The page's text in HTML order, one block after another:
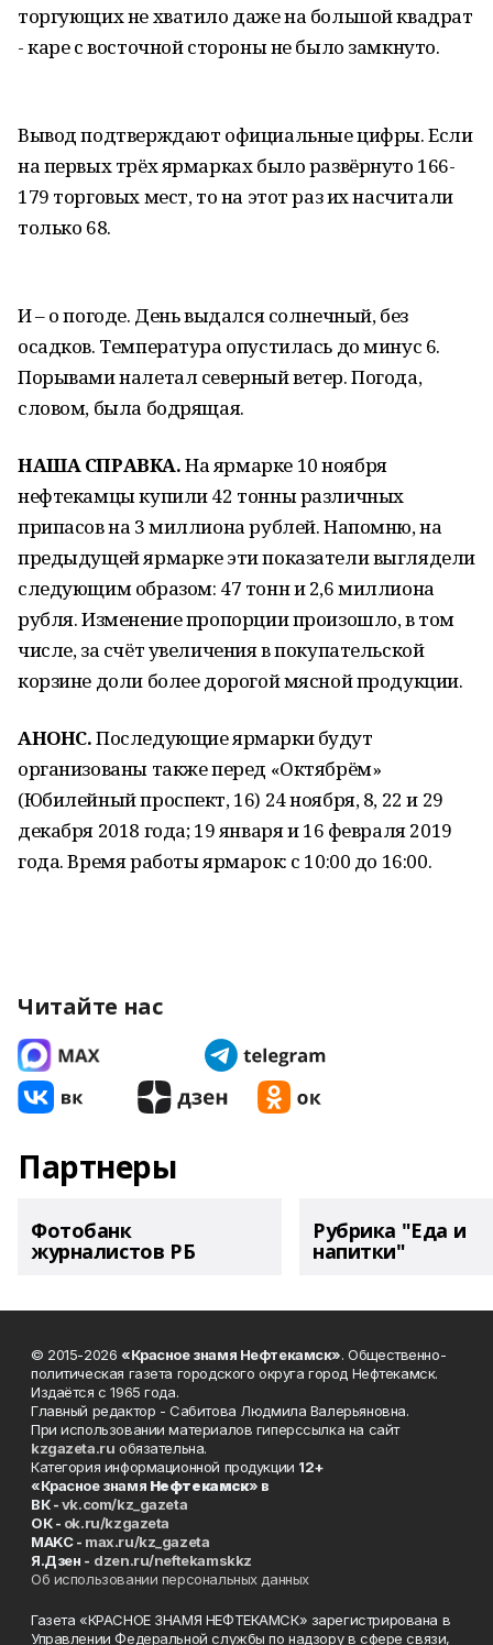
торгующих не хватило даже на большой квадрат
- каре с восточной стороны не было замкнуто.
Вывод подтверждают официальные цифры. Если
на первых трёх ярмарках было развёрнуто 166-
179 торговых мест, то на этот раз их насчитали
только 68.
И – о погоде. День выдался солнечный, без
осадков. Температура опустилась до минус 6.
Порывами налетал северный ветер. Погода,
словом, была бодрящая.
НАША СПРАВКА.На ярмарке 10 ноября
нефтекамцы купили 42 тонны различных
припасов на 3 миллиона рублей. Напомню, на
предыдущей ярмарке эти показатели выглядели
следующим образом: 47 тонн и 2,6 миллиона
рубля. Изменение пропорции произошло, в том
числе, за счёт увеличения в покупательской
корзине доли более дорогой мясной продукции.
АНОНС.Последующие ярмарки будут
организованы также перед «Октябрём»
(Юбилейный проспект, 16) 24 ноября, 8, 22 и 29
декабря 2018 года; 19 января и 16 февраля 2019
года. Время работы ярмарок: с 10:00 до 16:00.
Читайте нас
Партнеры
Фотобанк
журналистов РБ
Рубрика "Еда и
напитки"
© 2015-2026 «Красное знамя Нефтекамск». Общественно-
политическая газета городского округа город Нефтекамск.
Издаётся с 1965 года.
Главный редактор - Сабитова Людмила Валерьяновна.
При использовании материалов гиперссылка на сайт
kzgazeta.ru обязательна.
Категория информационной продукции 12+
«Красное знамя Нефтекамск» в
ВК -vk.com/kz_gazeta
ОК - ok.ru/kzgazeta
MAKC - max.ru/kz_gazeta
Я.Дзен - dzen.ru/neftekamskkz
Об использовании персональных данных
Газета «КРАСНОЕ ЗНАМЯ НЕФТЕКАМСК» зарегистрирована в
Управлении Федеральной службы по надзору в сфере связи,